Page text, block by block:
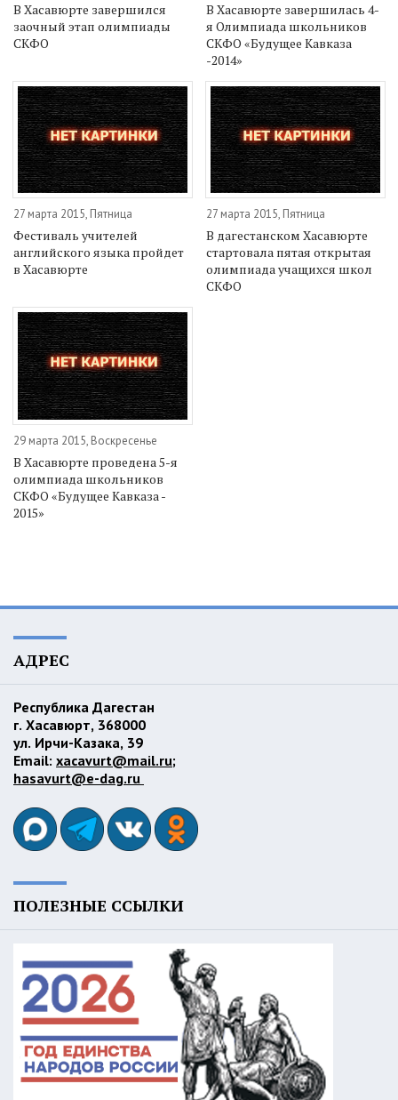
В Хасавюрте завершился
заочный этап олимпиады
СКФО
В Хасавюрте завершилась 4-
я Олимпиада школьников
СКФО «Будущее Кавказа
-2014»
27 марта 2015, Пятница
Фестиваль учителей
английского языка пройдет
в Хасавюрте
27 марта 2015, Пятница
В дагестанском Хасавюрте
стартовала пятая открытая
олимпиада учащихся школ
СКФО
29 марта 2015, Воскресенье
В Хасавюрте проведена 5-я
олимпиада школьников
СКФО «Будущее Кавказа -
2015»
АДРЕС
Республика Дагестан
г. Хасавюрт, 368000
ул. Ирчи-Казака, 39
Email: xacavurt@mail.ru;
hasavurt@e-dag.ru
ПОЛЕЗНЫЕ ССЫЛКИ